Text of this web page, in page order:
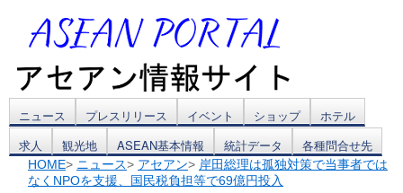
コ
ン
テ
ニュース プレスリリース イベント ショップ
ホテル
求人
観光地 ASEAN基本情報 統計データ 各種問合せ先
HOME> ニュース> アセアン> 岸田総理は孤独対策で当事者では
なくNPOを支援、国民税負担等で69億円投入